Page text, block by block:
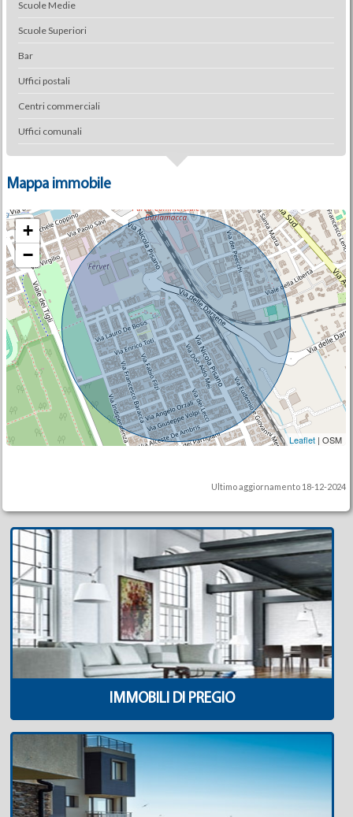
Scuole Medie
Scuole Superiori
Bar
Uffici postali
Centri commerciali
Uffici comunali
Mappa immobile
+
−
Leaflet | OSM
Ultimo aggiornamento 18-12-2024
IMMOBILI DI PREGIO